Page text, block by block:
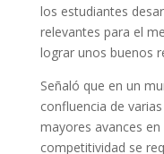
los estudiantes
relevantes para el
lograr unos buenos
Señaló que en un
confluencia de
mayores avances
competitividad se